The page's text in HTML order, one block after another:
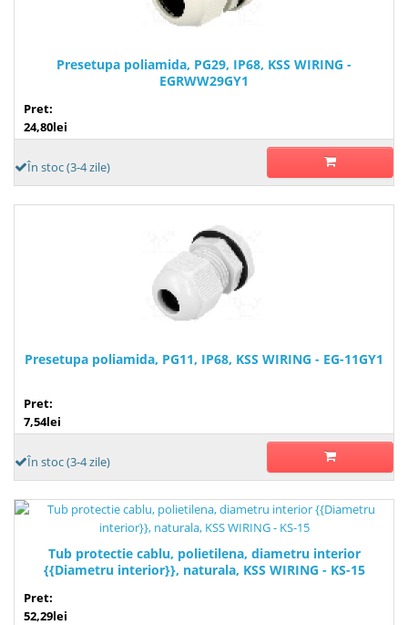
Presetupa poliamida, PG29, IP68, KSS WIRING -
EGRWW29GY1
Pret:
24,80lei
În stoc (3-4 zile)
Presetupa poliamida, PG11, IP68, KSS WIRING - EG-11GY1
Pret:
7,54lei
În stoc (3-4 zile)
Tub protectie cablu, polietilena, diametru interior
{{Diametru interior}}, naturala, KSS WIRING - KS-15
Pret:
52,29lei